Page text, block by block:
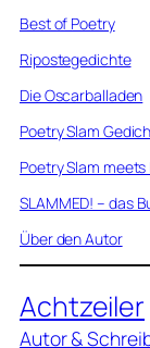
Best of Poetry
Ripostegedichte
Die Oscarballaden
Poetry Slam
Poetry Slam meets
SLAMMED! – das
Über den Autor
Achtzeiler
Autor &